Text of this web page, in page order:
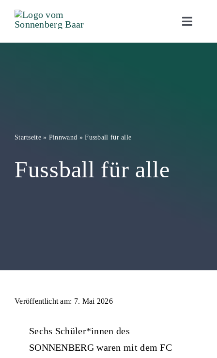
Zum
Inhalt
springen
Toggle
Angebot
Intake
Shop
Startseite» Pinnwand »Fussball für alle
Fussball für alle
Veröffentlicht am: 7. Mai 2026
Sechs Schüler*innen des
SONNENBERG waren mit dem FC